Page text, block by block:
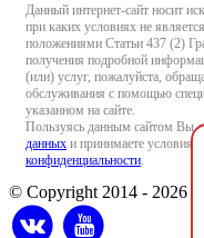
Данный интернет-сайт носит
при каких условиях не
положениями Статьи 437 (2)
получения подробной
(или) услуг, пожалуйста,
обслуживания с помощью
указанном на сайте.
Пользуясь данным сайтом Вы
данных и принимаете условия
конфиденциальности
© Copyright 2014 - 2026